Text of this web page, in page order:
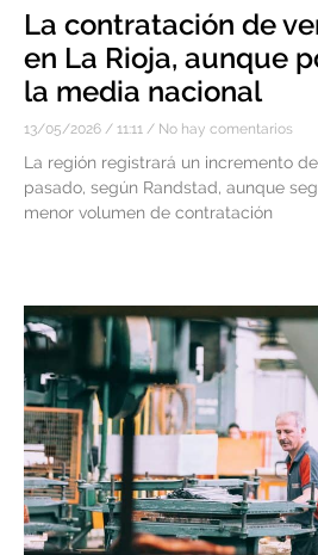
La contratación de
en La Rioja, aunque
la media nacional
13/05/2026 11:11 No hay comentarios
La región registrará un incremento
pasado, según Randstad, aunque
menor volumen de contratación